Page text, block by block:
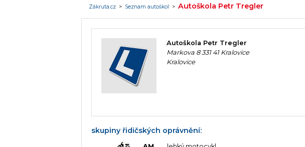
Zákruta.cz > Seznam autoškol >Autoškola Petr Tregler
Autoškola Petr Tregler
Markova 8 331 41 Kralovice
Kralovice
skupiny řidičských oprávnění: